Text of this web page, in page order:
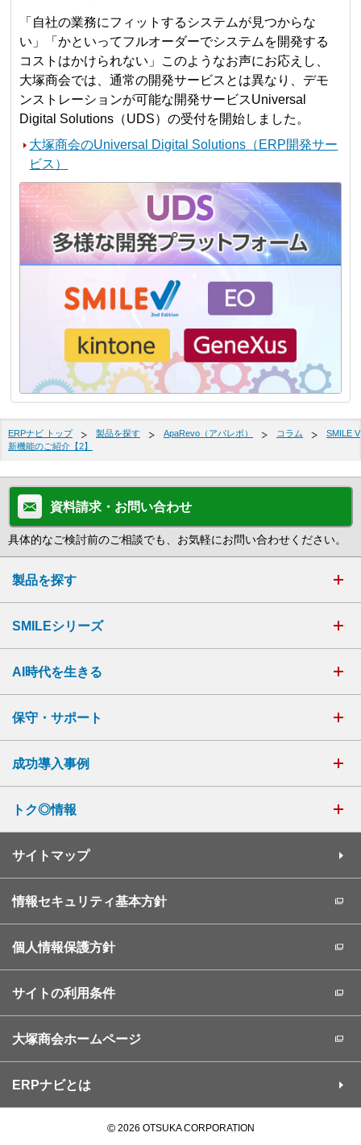
「自社の業務にフィットするシステムが見つからな
い」「かといってフルオーダーでシステムを開発する
コストはかけられない」このようなお声にお応えし、
大塚商会では、通常の開発サービスとは異なり、デモ
ンストレーションが可能な開発サービスUniversal
Digital Solutions（UDS）の受付を開始しました。
大塚商会のUniversal Digital Solutions（ERP開発サー
ビス）
ERPナビ トップ 製品を探す ApaRevo（アパレボ） コラム
SMILE V
新機能のご紹介【2】
資料請求・お問い合わせ
具体的なご検討前のご相談でも、お気軽にお問い合わせください。
製品を探す
SMILEシリーズ
AI時代を生きる
保守・サポート
成功導入事例
トク◎情報
サイトマップ
情報セキュリティ基本方針
個人情報保護方針
サイトの利用条件
大塚商会ホームページ
ERPナビとは
©2026 OTSUKA CORPORATION